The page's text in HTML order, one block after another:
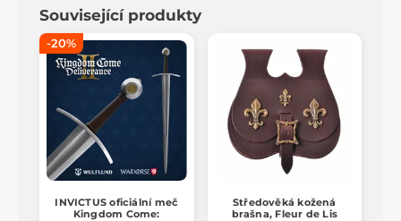
Související produkty
-20%
INVICTUS oficiální meč
Kingdom Come:
Středověká kožená
brašna, Fleur de Lis